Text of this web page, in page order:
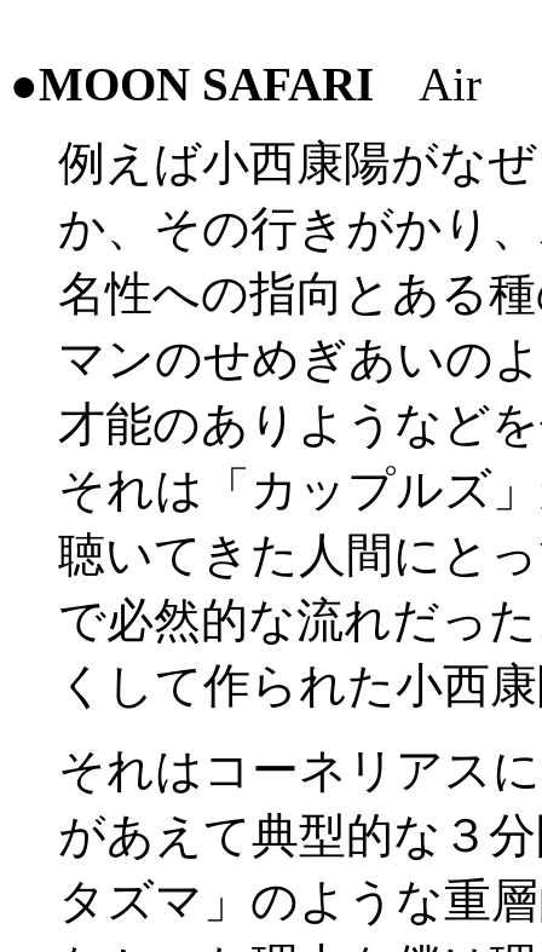
●MOON SAFARI Air
例えば小西康陽がな
か、その行きがかり
名性への指向とある
マンのせめぎあいの
才能のありようなど
それは「カップルズ
聴いてきた人間にと
で必然的な流れだっ
くして作られた小西
それはコーネリアス
があえて典型的な３
タズマ」のような重